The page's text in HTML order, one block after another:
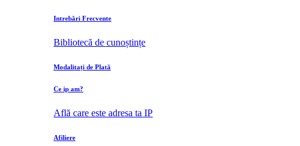
Intrebări Frecvente
Bibliotecă de cunoștințe
Modalitați de Plată
Ce ip am?
Află care este adresa ta IP
Afiliere